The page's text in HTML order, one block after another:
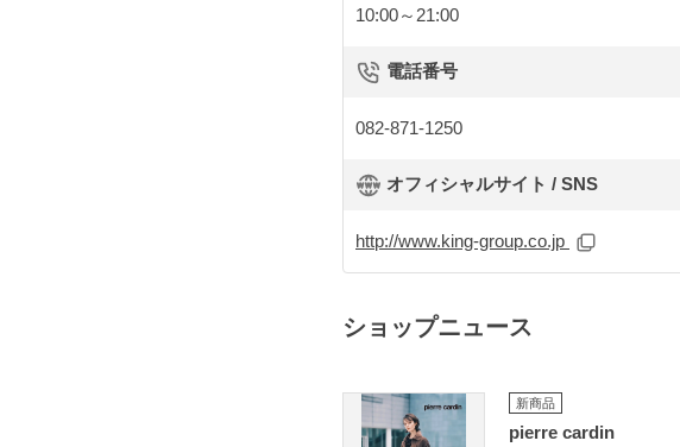
10:00～21:00
電話番号
082-871-1250
オフィシャルサイト / SNS
http://www.king-group.co.jp
ショップニュース
新商品
pierre cardin